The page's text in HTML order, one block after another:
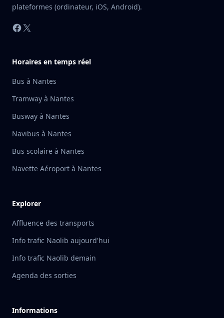
plateformes (ordinateur, iOS, Android).
Facebook
X
Horaires en temps réel
Bus à Nantes
Tramway à Nantes
Busway à Nantes
Navibus à Nantes
Bus scolaire à Nantes
Navette Aéroport à Nantes
Explorer
Affluence des transports
Info trafic Naolib aujourd'hui
Info trafic Naolib demain
Agenda des sorties
Informations